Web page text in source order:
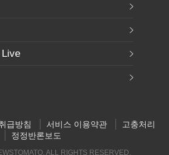
급방침 서비스 이용약관
고충처리
정정반론보도
ALL RIGHTS RESERVED.